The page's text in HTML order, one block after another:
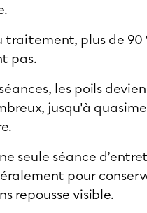
traitement, plus de 90
pas.
les poils
jusqu'à
seule séance
pour
repousse visible.